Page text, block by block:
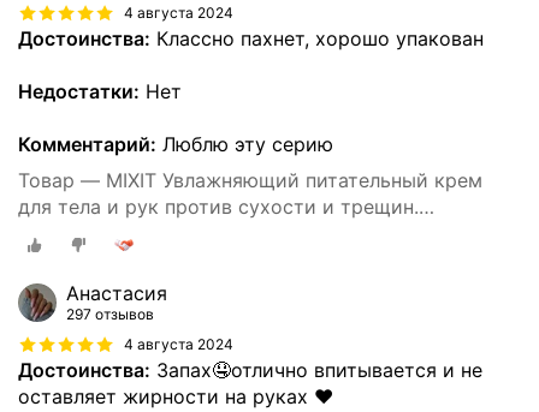
4 августа 2024
Достоинства: Классно пахнет, хорошо упакован
Недостатки: Нет
Комментарий: Люблю эту серию
Товар — MIXIT Увлажняющий питательный крем
для тела и рук против сухости и трещин.
Восстанавливающее средство для ухода за кожей
тела c пантенолом и маслом виноградных косточек
SUPER FOOD
Анастасия
297 отзывов
4 августа 2024
Достоинства: Запах🤤отлично впитывается и не
оставляет жирности на руках ❤️